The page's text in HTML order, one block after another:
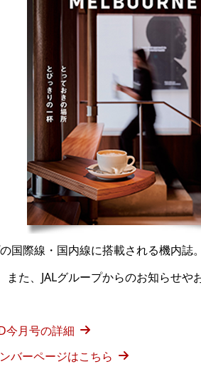
の国際線・国内線に搭載される機内
また、JALグループからのお知らせや
今月号の詳細
バーページはこちら